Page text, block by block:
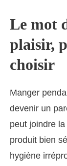
Le mot
plaisir,
choisir
Manger
devenir un
peut joindre
produit bien
hygiène